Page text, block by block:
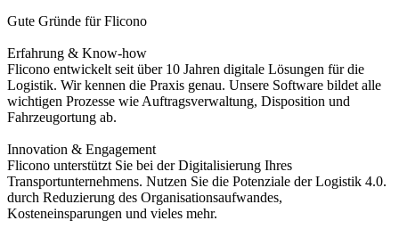
Gute Gründe für Flicono
Erfahrung & Know-how
Flicono entwickelt seit über 10 Jahren digitale Lösungen für die
Logistik. Wir kennen die Praxis genau. Unsere Software bildet alle
wichtigen Prozesse wie Auftragsverwaltung, Disposition und
Fahrzeugortung ab.
Innovation & Engagement
Flicono unterstützt Sie bei der Digitalisierung Ihres
Transportunternehmens. Nutzen Sie die Potenziale der Logistik 4.0.
durch Reduzierung des Organisationsaufwandes,
Kosteneinsparungen und vieles mehr.